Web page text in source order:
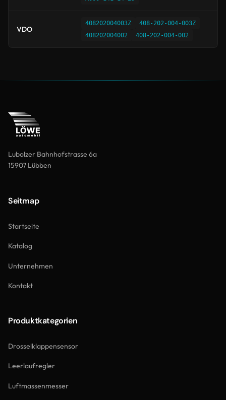
VDO
408202004003Z
408-202-004-003Z
408202004002
408-202-004-002
Lubolzer Bahnhofstrasse 6a
15907 Lübben
Seitmap
Startseite
Katalog
Unternehmen
Kontakt
Produktkategorien
Drosselklappensensor
Leerlaufregler
Luftmassenmesser